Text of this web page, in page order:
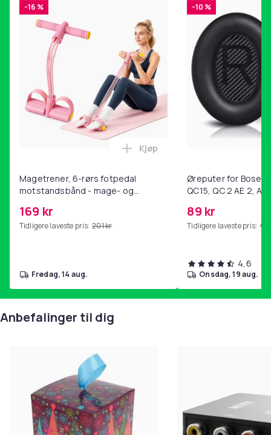
-16 %
Magetrener, 6-rørs fotpedal
motstandsbånd - mage- og
hjemmegymnastikk Pink
169 kr
Tidligere laveste pris: 201 kr
Legg Magetrener, 6-rørs
Kjøp
fredag, 14 aug.
-10 %
Øreputer for Bose
QC15, QC 2 AE 2, AE
89 kr
Tidligere laveste pris: 99
4,6
onsdag, 19 aug.
Anbefalinger til dig